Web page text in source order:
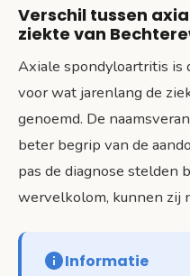
Verschil tussen
ziekte van
Axiale spondyloartritis is
voor wat jarenlang de
genoemd. De
beter begrip van de
pas de diagnose stelden
wervelkolom, kunnen zij
Informatie